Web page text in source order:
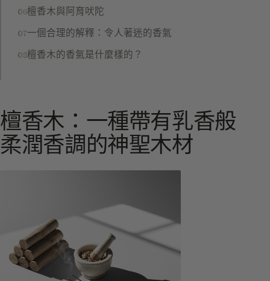
檀香木與阿育吠陀
一個合理的解釋：令人著迷的香氣
檀香木的香氣是什麼樣的？
檀香木：一種帶有乳香般
柔潤香調的神聖木材